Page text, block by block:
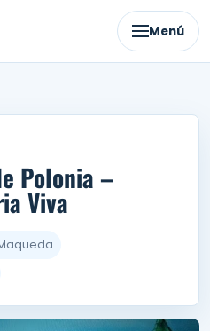
Menú
Polonia –
Viva